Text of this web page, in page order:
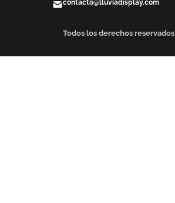
contacto@lluviadisplay.com
Todos los derechos reservados